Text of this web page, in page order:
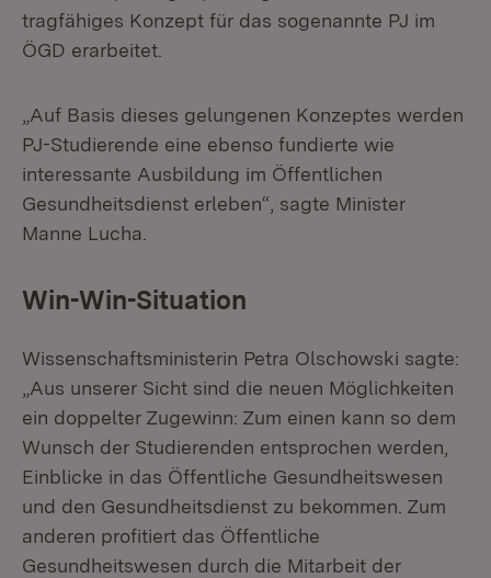
tragfähiges Konzept für das sogenannte PJ im
ÖGD erarbeitet.
„Auf Basis dieses gelungenen Konzeptes werden
PJ-Studierende eine ebenso fundierte wie
interessante Ausbildung im Öffentlichen
Gesundheitsdienst erleben“, sagte Minister
Manne Lucha.
Win-Win-Situation
Wissenschaftsministerin Petra Olschowski sagte:
„Aus unserer Sicht sind die neuen Möglichkeiten
ein doppelter Zugewinn: Zum einen kann so dem
Wunsch der Studierenden entsprochen werden,
Einblicke in das Öffentliche Gesundheitswesen
und den Gesundheitsdienst zu bekommen. Zum
anderen profitiert das Öffentliche
Gesundheitswesen durch die Mitarbeit der